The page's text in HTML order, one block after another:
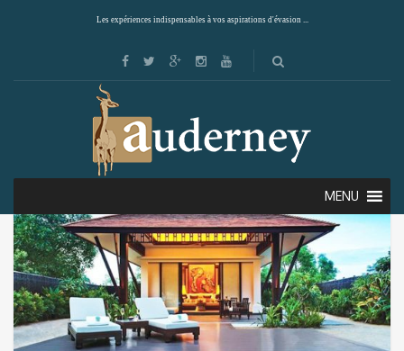
Les expériences indispensables à vos aspirations d'évasion ...
MENU
Showing the single result
Default sorting